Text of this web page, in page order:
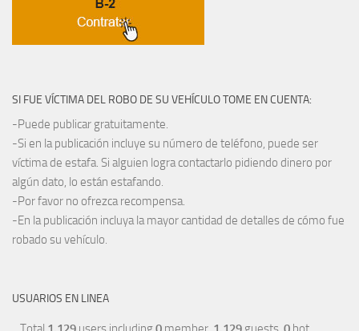
SI FUE VÍCTIMA DEL ROBO DE SU VEHÍCULO TOME EN CUENTA:
-Puede publicar gratuitamente.
-Si en la publicación incluye su número de teléfono, puede ser
víctima de estafa. Si alguien logra contactarlo pidiendo dinero por
algún dato, lo están estafando.
-Por favor no ofrezca recompensa.
-En la publicación incluya la mayor cantidad de detalles de cómo fue
robado su vehículo.
USUARIOS EN LINEA